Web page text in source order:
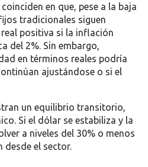
en que, pese a la baja
tradicionales siguen
positiva si la inflación
del 2%. Sin embargo,
en términos reales podría
ajustándose o si el
un equilibrio transitorio,
Si el dólar se estabiliza y la
a niveles del 30% o menos
desde el sector.